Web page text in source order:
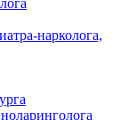
нарколога,